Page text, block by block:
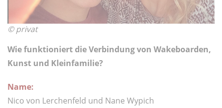
© privat
Wie funktioniert die Verbindung von Wakeboarden,
Kunst und Kleinfamilie?
Name:
Nico von Lerchenfeld und Nane Wypich